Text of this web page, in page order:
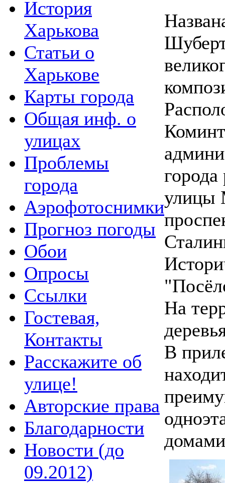
История
Харькова
Статьи о
Харькове
Карты города
Общая инф. о
улицах
Проблемы
города
Аэрофотоснимки
Прогноз погоды
Обои
Опросы
Ссылки
Гостевая,
Контакты
Расскажите об
улице!
Авторские права
Благодарности
Новости (до
09.2012)
города
улицы
На
В